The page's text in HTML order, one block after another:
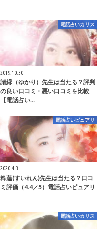
電話占いカリス
2019.10.30
諸縁（ゆかり）先生は当たる？評判
の良い口コミ・悪い口コミを比較
【電話占い…
電話占いピュアリ
2020.4.3
粋蓮(すいれん)先生は当たる？口コ
ミ評価（4.4／5）電話占いピュアリ
電話占いカリス